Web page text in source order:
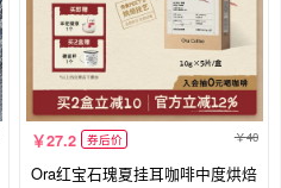
27.2 券后价 40
Ora红宝石瑰夏挂耳咖啡中度烘焙